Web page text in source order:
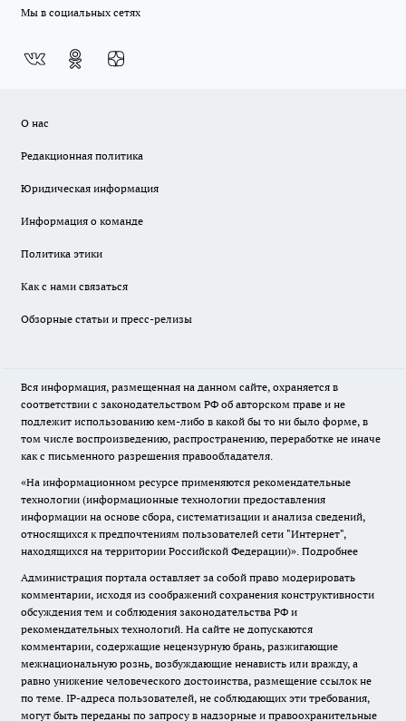
Мы в социальных сетях
О нас
Редакционная политика
Юридическая информация
Информация о команде
Политика этики
Как с нами связаться
Обзорные статьи и пресс-релизы
Вся информация, размещенная на данном сайте, охраняется в
соответствии с законодательством РФ об авторском праве и не
подлежит использованию кем-либо в какой бы то ни было форме, в
том числе воспроизведению, распространению, переработке не иначе
как с письменного разрешения правообладателя.
«На информационном ресурсе применяются рекомендательные
технологии (информационные технологии предоставления
информации на основе сбора, систематизации и анализа сведений,
относящихся к предпочтениям пользователей сети "Интернет",
находящихся на территории Российской Федерации)». Подробнее
Администрация портала оставляет за собой право модерировать
комментарии, исходя из соображений сохранения конструктивности
обсуждения тем и соблюдения законодательства РФ и
рекомендательных технологий. На сайте не допускаются
комментарии, содержащие нецензурную брань, разжигающие
межнациональную рознь, возбуждающие ненависть или вражду, а
равно унижение человеческого достоинства, размещение ссылок не
по теме. IP-адреса пользователей, не соблюдающих эти требования,
могут быть переданы по запросу в надзорные и правоохранительные